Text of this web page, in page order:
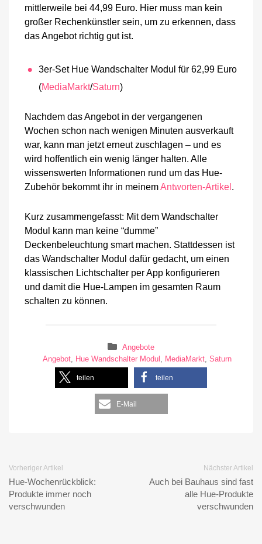
mittlerweile bei 44,99 Euro. Hier muss man kein
großer Rechenkünstler sein, um zu erkennen, dass
das Angebot richtig gut ist.
3er-Set Hue Wandschalter Modul für 62,99 Euro
(MediaMarkt/Saturn)
Nachdem das Angebot in der vergangenen
Wochen schon nach wenigen Minuten ausverkauft
war, kann man jetzt erneut zuschlagen – und es
wird hoffentlich ein wenig länger halten. Alle
wissenswerten Informationen rund um das Hue-
Zubehör bekommt ihr in meinemAntworten-Artikel .
Kurz zusammengefasst: Mit dem Wandschalter
Modul kann man keine “dumme”
Deckenbeleuchtung smart machen. Stattdessen ist
das Wandschalter Modul dafür gedacht, um einen
klassischen Lichtschalter per App konfigurieren
und damit die Hue-Lampen im gesamten Raum
schalten zu können.
Angebote
Angebot, Hue Wandschalter Modul , MediaMarkt,Saturn
teilen teilen
E-Mail
Vorheriger Artikel
Hue-Wochenrückblick:
Produkte immer noch
verschwunden
Nächster Artikel
Auch bei Bauhaus sind fast
alle Hue-Produkte
verschwunden